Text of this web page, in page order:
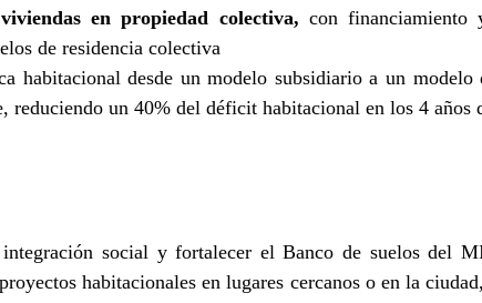
en propiedad colectiva, con financiamiento
de residencia colectiva
habitacional desde un modelo subsidiario a un
reduciendo un 40% del déficit habitacional en los 4 años
social y fortalecer el Banco de suelos del
habitacionales en lugares cercanos o en la